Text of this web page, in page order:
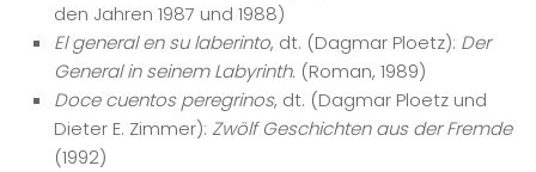
den Jahren 1987 und 1988)
El general en su laberinto, dt. (Dagmar Ploetz): Der
General in seinem Labyrinth. (Roman, 1989)
Doce cuentos peregrinos, dt. (Dagmar Ploetz und
Dieter E. Zimmer): Zwölf Geschichten aus der Fremde
(1992)